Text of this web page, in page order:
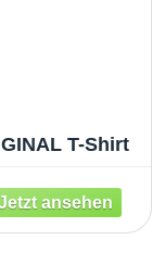
T-Shirt